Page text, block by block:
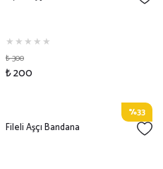
₺ 300
₺ 200
%33
Fileli Aşçı Bandana